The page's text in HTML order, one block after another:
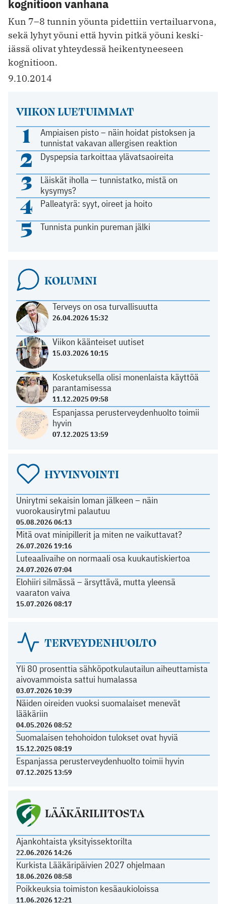
kognitioon vanhana
Kun 7–8 tunnin yöunta pidettiin vertailuarvona,
sekä lyhyt yöuni että hyvin pitkä yöuni keski-
iässä olivat yhteydessä heikentyneeseen
kognitioon.
9.10.2014
VIIKON LUETUIMMAT
1
Ampiaisen pisto – näin hoidat pistoksen ja
tunnistat vakavan allergisen reaktion
2 Dyspepsia tarkoittaa ylävatsaoireita
3
Läiskät iholla — tunnistatko, mistä on
kysymys?
4 Palleatyrä: syyt, oireet ja hoito
5 Tunnista punkin pureman jälki
KOLUMNI
Terveys on osa turvallisuutta
26.04.2026 15:32
Viikon käänteiset uutiset
15.03.2026 10:15
Kosketuksella olisi monenlaista käyttöä
parantamisessa
11.12.2025 09:58
Espanjassa perusterveydenhuolto toimii
hyvin
07.12.2025 13:59
HYVINVOINTI
Unirytmi sekaisin loman jälkeen – näin
vuorokausirytmi palautuu
05.08.2026 06:13
Mitä ovat minipillerit ja miten ne vaikuttavat?
26.07.2026 19:16
Luteaalivaihe on normaali osa kuukautiskiertoa
24.07.2026 07:04
Elohiiri silmässä – ärsyttävä, mutta yleensä
vaaraton vaiva
15.07.2026 08:17
TERVEYDENHUOLTO
Yli 80 prosenttia sähköpotkulautailun aiheuttamista
aivovammoista sattui humalassa
03.07.2026 10:39
Näiden oireiden vuoksi suomalaiset menevät
lääkäriin
04.05.2026 08:52
Suomalaisen tehohoidon tulokset ovat hyviä
15.12.2025 08:19
Espanjassa perusterveydenhuolto toimii hyvin
07.12.2025 13:59
LÄÄKÄRILIITOSTA
Ajankohtaista yksityissektorilta
22.06.2026 14:26
Kurkista Lääkäripäivien 2027 ohjelmaan
18.06.2026 08:58
Poikkeuksia toimiston kesäaukioloissa
11.06.2026 12:21